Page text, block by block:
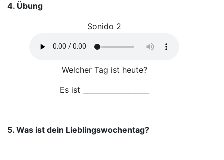
4. Übung
Sonido 2
Welcher Tag ist heute?
Es ist ___________________
5. Was ist dein Lieblingswochentag?